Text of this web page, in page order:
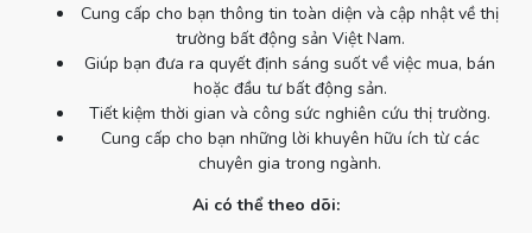
Cung cấp cho bạn thông tin toàn diện và cập nhật về thị
trường bất động sản Việt Nam.
Giúp bạn đưa ra quyết định sáng suốt về việc mua, bán
hoặc đầu tư bất động sản.
Tiết kiệm thời gian và công sức nghiên cứu thị trường.
Cung cấp cho bạn những lời khuyên hữu ích từ các
chuyên gia trong ngành.
Ai có thể theo dõi: